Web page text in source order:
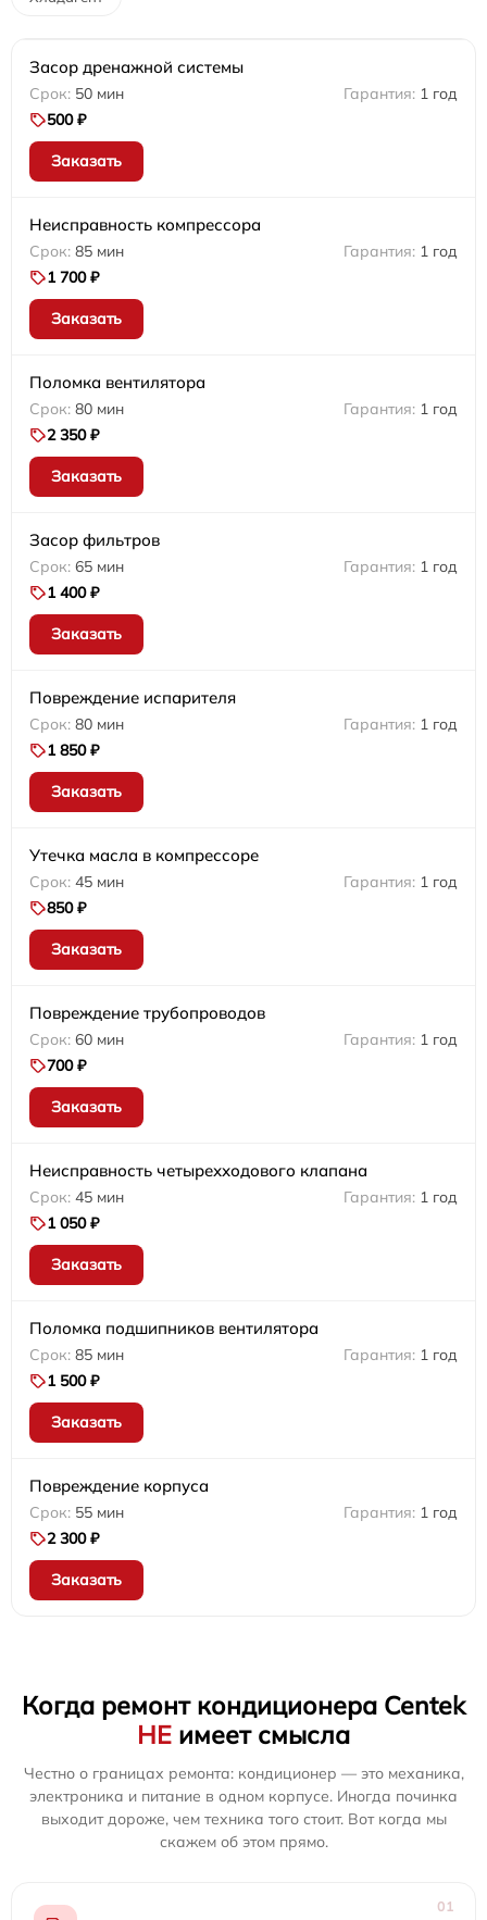
Засор дренажной системы
50 мин
1 год
500 ₽
Заказать
Неисправность компрессора
85 мин
1 год
1 700 ₽
Заказать
Поломка вентилятора
80 мин
1 год
2 350 ₽
Заказать
Засор фильтров
65 мин
1 год
1 400 ₽
Заказать
Повреждение испарителя
80 мин
1 год
1 850 ₽
Заказать
Утечка масла в компрессоре
45 мин
1 год
850 ₽
Заказать
Повреждение трубопроводов
60 мин
1 год
700 ₽
Заказать
Неисправность четырехходового клапана
45 мин
1 год
1 050 ₽
Заказать
Поломка подшипников вентилятора
85 мин
1 год
1 500 ₽
Заказать
Повреждение корпуса
55 мин
1 год
2 300 ₽
Заказать
Когда ремонт кондиционера Centek
НЕ имеет смысла
Честно о границах ремонта: кондиционер — это механика,
электроника и питание в одном корпусе. Иногда починка
выходит дороже, чем техника того стоит. Вот когда мы
скажем об этом прямо.
01